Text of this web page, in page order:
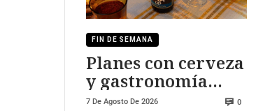
FIN DE SEMANA
Planes con cerveza
y gastronomía
española
7 De Agosto De 2026 0